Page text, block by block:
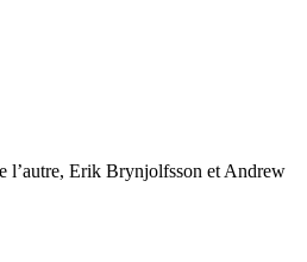
l’autre, Erik Brynjolfsson et Andrew